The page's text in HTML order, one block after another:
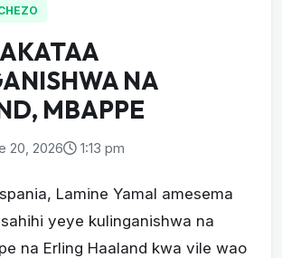
NA
MBAPPE
20, 2026 1:13 pm
Lamine Yamal amesema
yeye kulinganishwa na
na Erling Haaland kwa vile wao